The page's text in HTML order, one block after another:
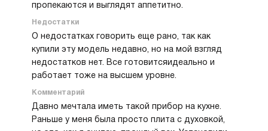
пропекаются и выглядят аппетитно.
Недостатки
О недостатках говорить еще рано, так как
купили эту модель недавно, но на мой взгляд
недостатков нет. Все готовитсяидеально и
работает тоже на высшем уровне.
Комментарий
Давно мечтала иметь такой прибор на кухне.
Раньше у меня была просто плита с духовкой,